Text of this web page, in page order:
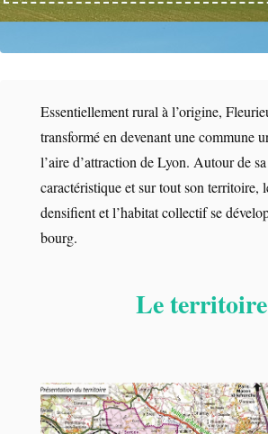
Essentiellement rural à l’origine,
transformé en devenant une commune
l’aire d’attraction de Lyon. Autour de
caractéristique et sur tout son territoire,
densifient et l’habitat collectif se
bourg.
Le territoire